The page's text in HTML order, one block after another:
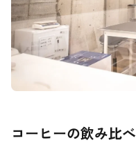
コーヒーの飲み比べ